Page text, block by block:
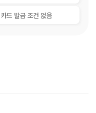
카드 발급 조건 없음